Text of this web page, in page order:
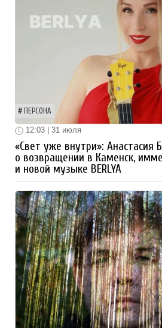
ПЕРСОНА
12:03 | 31 июля
«Свет уже внутри»: Анастасия
о возвращении в Каменск,
и новой музыке BERLYA